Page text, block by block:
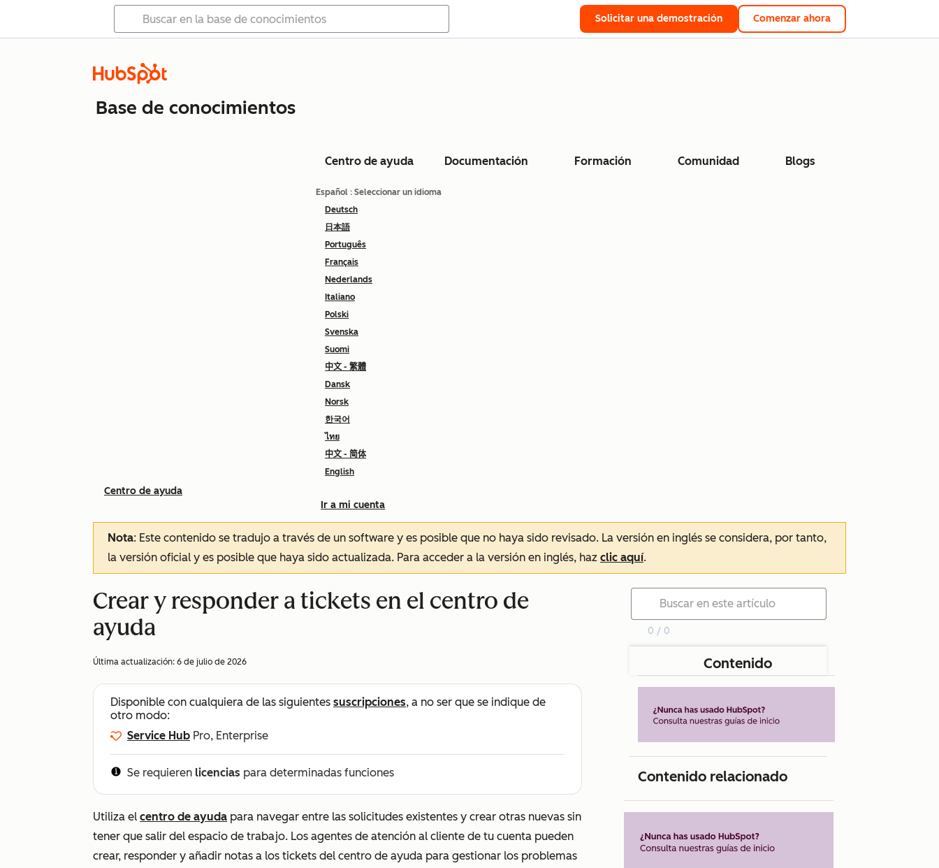
Solicitar una demostración Comenzar ahora
Base de conocimientos
Centro de ayuda Documentación Formación Comunidad Blogs
Español : Seleccionar un idioma
Deutsch
日本語
Português
Français
Nederlands
Italiano
Polski
Svenska
Suomi
中文 - 繁體
Dansk
Norsk
한국어
ไทย
中文 - 简体
English
Ir a mi cuenta
Centro de ayuda
Nota: Este contenido se tradujo a través de un software y es posible que no haya sido revisado. La versión en inglés se considera, por tanto,
la versión oficial y es posible que haya sido actualizada. Para acceder a la versión en inglés, haz clic aquí.
Crear y responder a tickets en el centro de
ayuda
Última actualización: 6 de julio de 2026
Disponible con cualquiera de las siguientes suscripciones, a no ser que se indique de
otro modo:
Service Hub Pro, Enterprise
Se requieren licencias para determinadas funciones
Utiliza el centro de ayuda para navegar entre las solicitudes existentes y crear otras nuevas sin
tener que salir del espacio de trabajo. Los agentes de atención al cliente de tu cuenta pueden
crear, responder y añadir notas a los tickets del centro de ayuda para gestionar los problemas
0 / 0
Contenido
Contenido relacionado